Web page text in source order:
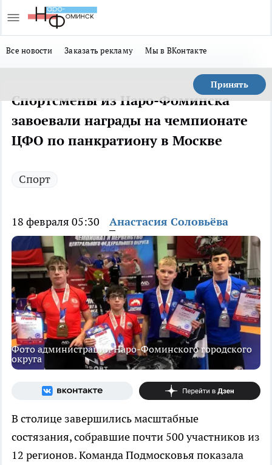
Все новости Заказать рекламу Мы в ВКонтакте
Принять
Спортсмены из Наро-Фоминска
завоевали награды на чемпионате
ЦФО по панкратиону в Москве
Спорт
18 февраля 05:30 Анастасия Соловьёва
Фото администрации Наро-Фоминского городского
округа
В столице завершились масштабные
состязания, собравшие почти 500 участников из
12 регионов. Команда Подмосковья показала